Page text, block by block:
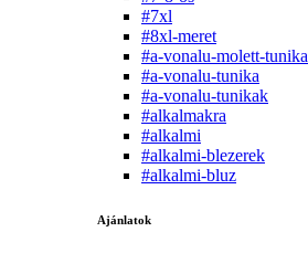
#7xl
#8xl-meret
#a-vonalu-molett-tunika
#a-vonalu-tunika
#a-vonalu-tunikak
#alkalmakra
#alkalmi
#alkalmi-blezerek
#alkalmi-bluz
Ajánlatok